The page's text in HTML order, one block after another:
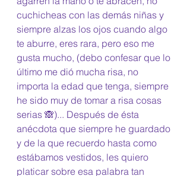
cuchicheas con las demás niñas y
siempre alzas los ojos cuando algo
te aburre, eres rara, pero eso me
gusta mucho, (debo confesar que lo
último me dió mucha risa, no
importa la edad que tenga, siempre
he sido muy de tomar a risa cosas
serias 🙈)... Después de ésta
anécdota que siempre he guardado
y de la que recuerdo hasta como
estábamos vestidos, les quiero
platicar sobre esa palabra tan